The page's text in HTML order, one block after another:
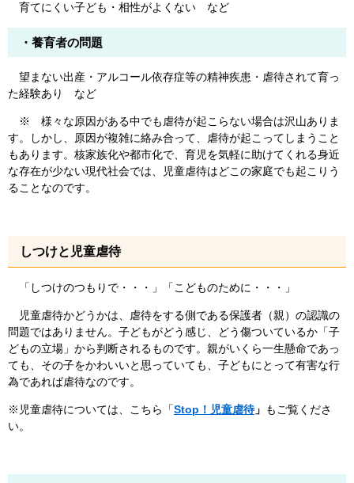
育てにくい子ども・相性がよくない など
・養育者の問題
望まない出産・アルコール依存症等の精神疾患・虐待されて育っ
た経験あり など
※ 様々な原因がある中でも虐待が起こらない場合は沢山ありま
す。しかし、原因が複雑に絡み合って、虐待が起こってしまうこと
もあります。核家族化や都市化で、育児を気軽に助けてくれる身近
な存在が少ない現代社会では、児童虐待はどこの家庭でも起こりう
ることなのです。
しつけと児童虐待
「しつけのつもりで・・・」「こどものために・・・」
児童虐待かどうかは、虐待をする側である保護者（親）の認識の
問題ではありません。子どもがどう感じ、どう傷ついているか「子
どもの立場」から判断されるものです。親がいくら一生懸命であっ
ても、その子をかわいいと思っていても、子どもにとって有害な行
為であれば虐待なのです。
※児童虐待については、こちら「Stop！児童虐待」 もご覧くださ
い。